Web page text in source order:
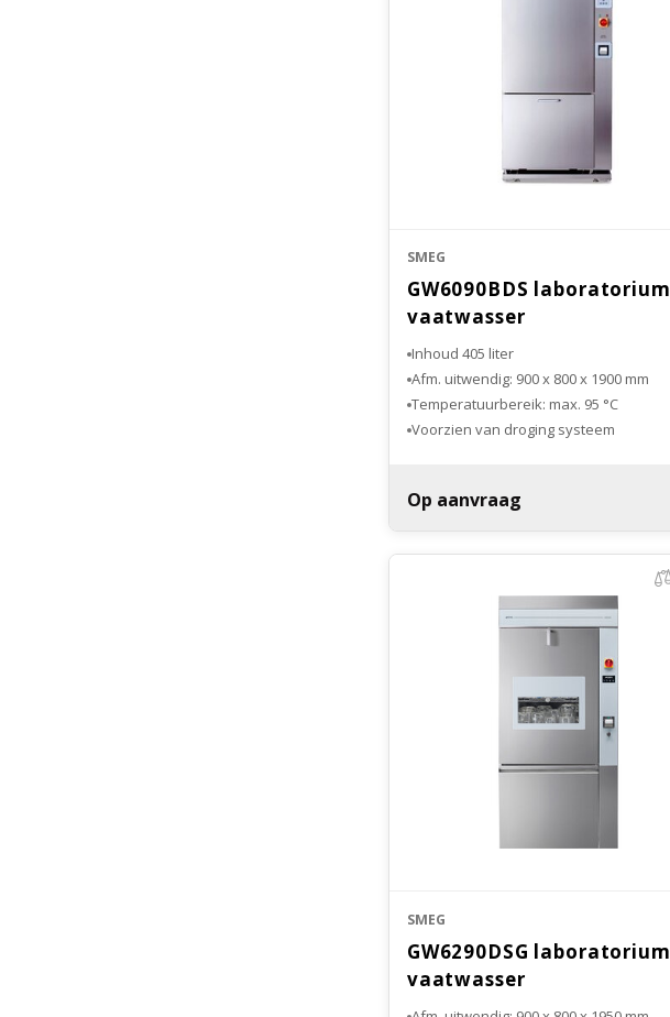
SMEG
GW6090BDS laboratorium
vaatwasser
Inhoud 405 liter
Afm. uitwendig: 900 x 800 x 1900 mm
Temperatuurbereik: max. 95 °C
Voorzien van droging systeem
Elektrische waterverwarming
Op aanvraag
SMEG
GW6290DSG laboratorium
vaatwasser